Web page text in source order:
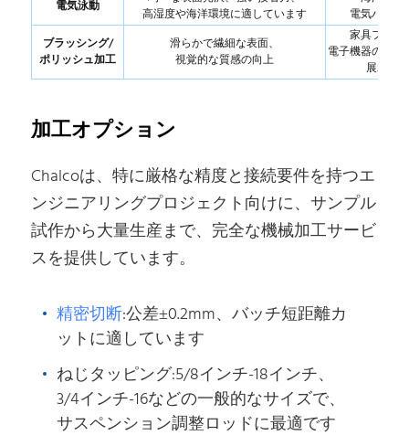
電気泳動
高湿度や海洋環境に適しています
電気ハウジ
ブラッシング/
ポリッシュ加工
滑らかで繊細な表面、
視覚的な質感の向上
家具フレー
電子機器のハウ
展示装
加工オプション
Chalcoは、特に厳格な精度と接続要件を持つエ
ンジニアリングプロジェクト向けに、サンプル
試作から大量生産まで、完全な機械加工サービ
スを提供しています。
精密切断:公差±0.2mm、バッチ短距離カ
ットに適しています
ねじタッピング:5/8インチ-18インチ、
3/4インチ-16などの一般的なサイズで、
サスペンション調整ロッドに最適です